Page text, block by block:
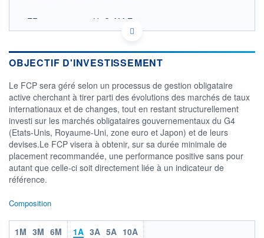
FR0013536158 - H2O AM Europe
OPCVM DERNIER COURS CONNU AU 30/06/2026
28/11 27/02 29/05
1 500
CATÉGORIE MORNINGSTAR
Autres
TARIFS PRIVILÉGIÉS
ÉLIGIBILITÉ
PEA PEA-PME BOURSOVIE LUX
OBJECTIF D'INVESTISSEMENT
Le FCP sera géré selon un processus de gestion obligataire
active cherchant à tirer parti des évolutions des marchés de taux
internationaux et de changes, tout en restant structurellement
investi sur les marchés obligataires gouvernementaux du G4
(Etats-Unis, Royaume-Uni, zone euro et Japon) et de leurs
devises.Le FCP visera à obtenir, sur sa durée minimale de
placement recommandée, une performance positive sans pour
autant que celle-ci soit directement liée à un indicateur de
référence.
Composition
1M 3M 6M 1A 3A 5A 10A